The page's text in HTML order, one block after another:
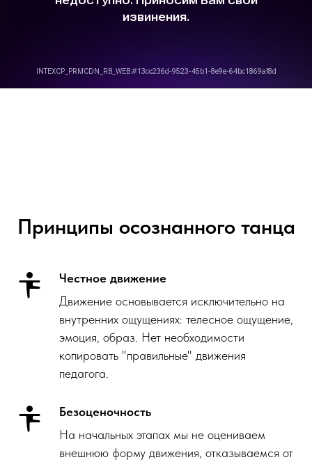
Принципы осознанного танца
Честное движение
Движение основывается исключительно на
внутренних ощущениях: телесное ощущение,
эмоция, образ. Нет необходимости
копировать "правильные" движения
педагога.
Безоценочность
На начальных этапах мы не оцениваем
внешнюю форму движения, отказываемся от